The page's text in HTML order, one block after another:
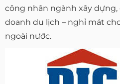
công nhân ngành xây
doanh du lịch – nghỉ mát
ngoài nước.